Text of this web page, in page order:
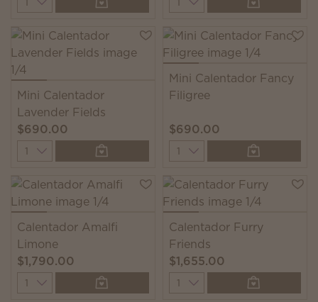
Mini Calentador
Lavender Fields
$690.00
Quantity
Mini Calentador Fancy
Filigree
$690.00
Quantity
Calentador Amalfi
Limone
$1,790.00
Quantity
Calentador Furry
Friends
$1,655.00
Quantity